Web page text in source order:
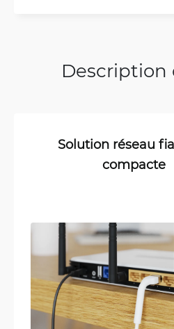
Description
Solution réseau
compacte